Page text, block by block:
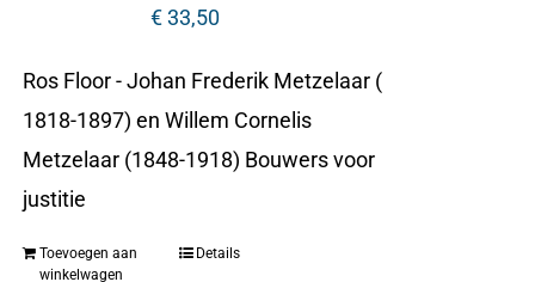
€33,50
Ros Floor - Johan Frederik Metzelaar (
1818-1897) en Willem Cornelis
Metzelaar (1848-1918) Bouwers voor
justitie
Toevoegen aan
winkelwagen
Details